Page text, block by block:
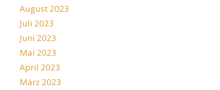
August 2023
Juli 2023
Juni 2023
Mai 2023
April 2023
März 2023